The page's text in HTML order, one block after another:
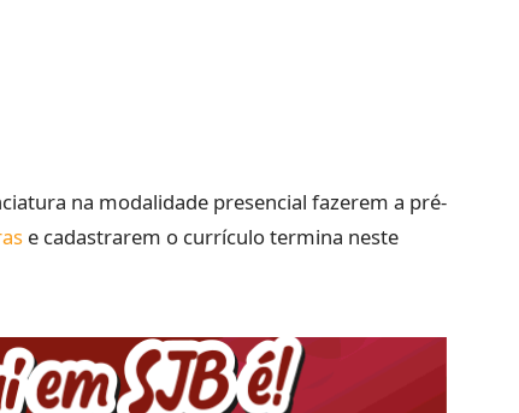
na modalidade presencial fazerem a pré-
e cadastrarem o currículo termina neste